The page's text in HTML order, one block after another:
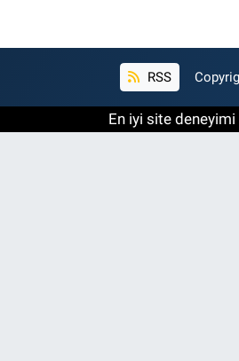
RSS
En iyi site